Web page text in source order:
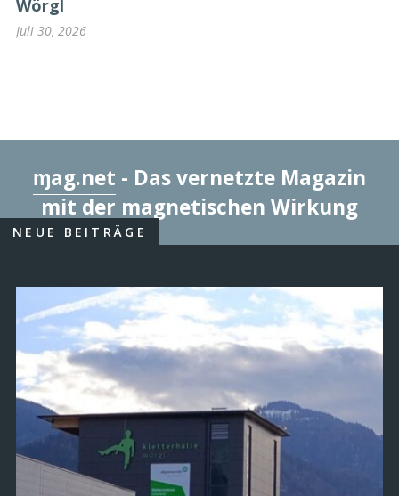
Wörgl
Juli 30, 2026
ɱag.net - Das vernetzte Magazin
mit der magnetischen Wirkung
NEUE BEITRÄGE